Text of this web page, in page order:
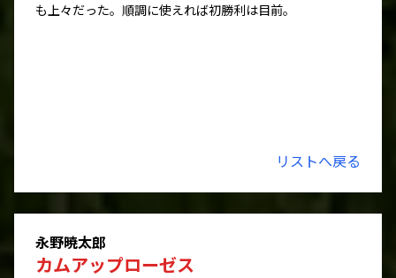
も上々だった。順調に使えれば初勝利は目前。
リストへ戻る
永野暁太郎
カムアップローゼス